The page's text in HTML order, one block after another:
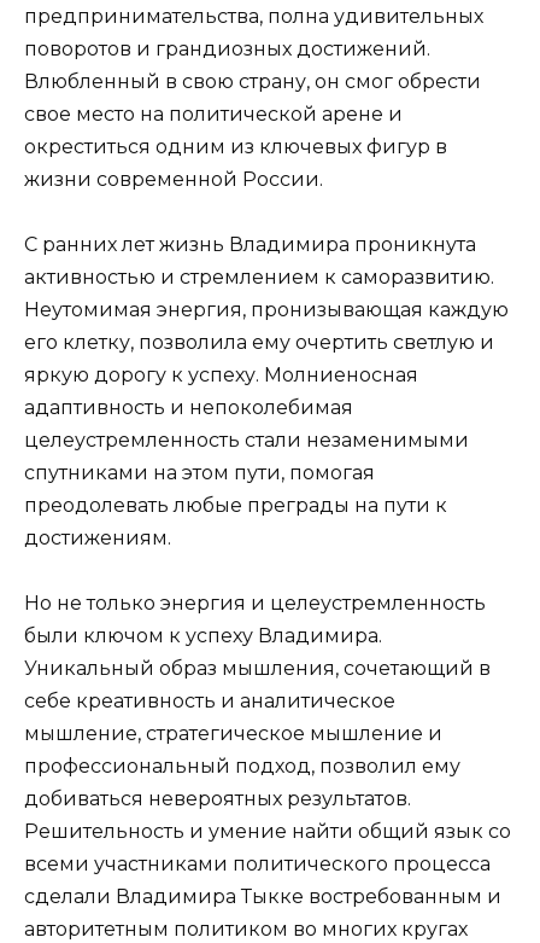
предпринимательства, полна удивительных
поворотов и грандиозных достижений.
Влюбленный в свою страну, он смог обрести
свое место на политической арене и
окреститься одним из ключевых фигур в
жизни современной России.
С ранних лет жизнь Владимира проникнута
активностью и стремлением к саморазвитию.
Неутомимая энергия, пронизывающая каждую
его клетку, позволила ему очертить светлую и
яркую дорогу к успеху. Молниеносная
адаптивность и непоколебимая
целеустремленность стали незаменимыми
спутниками на этом пути, помогая
преодолевать любые преграды на пути к
достижениям.
Но не только энергия и целеустремленность
были ключом к успеху Владимира.
Уникальный образ мышления, сочетающий в
себе креативность и аналитическое
мышление, стратегическое мышление и
профессиональный подход, позволил ему
добиваться невероятных результатов.
Решительность и умение найти общий язык со
всеми участниками политического процесса
сделали Владимира Тыкке востребованным и
авторитетным политиком во многих кругах